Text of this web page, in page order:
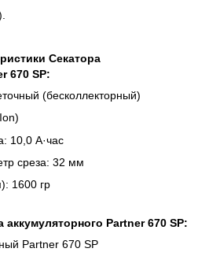
Секатора
670 SP:
(бесколлекторный)
10,0 А·час
среза: 32 мм
1600 гр
аккумуляторного Partner 670 SP:
Partner 670 SP